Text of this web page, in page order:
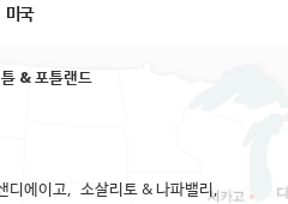
미국
& 포틀랜드
디에이고, 소살리토 & 나파밸리,